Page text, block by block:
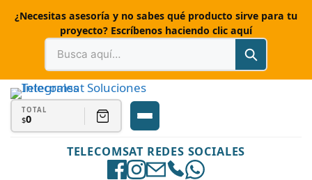
¿Necesitas asesoría y no sabes qué producto sirve para tu
proyecto? Escríbenos haciendo clic aquí
TELECOMSAT REDES SOCIALES
TOTAL
$0